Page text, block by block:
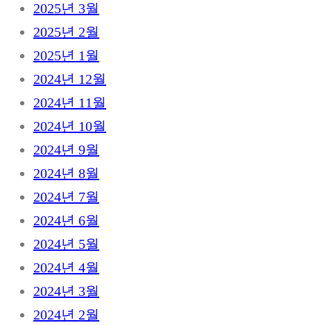
2025년 3월
2025년 2월
2025년 1월
2024년 12월
2024년 11월
2024년 10월
2024년 9월
2024년 8월
2024년 7월
2024년 6월
2024년 5월
2024년 4월
2024년 3월
2024년 2월